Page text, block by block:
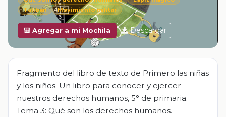
Talibán
Movimiento militar
🎒 Agregar a mi Mochila Descargar
Fragmento del libro de texto de Primero las niñas
y los niños. Un libro para conocer y ejercer
nuestros derechos humanos, 5° de primaria.
Tema 3: Qué son los derechos humanos.